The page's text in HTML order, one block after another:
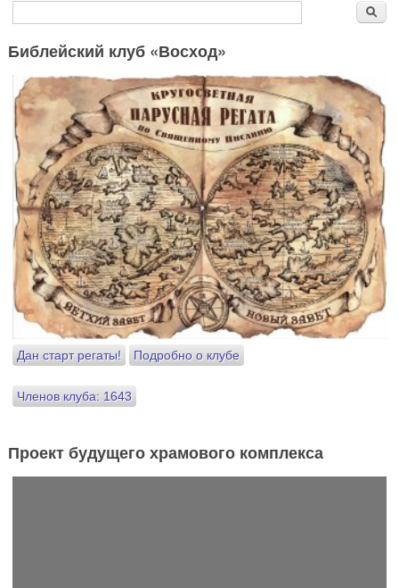
Форма поиска
Библейский клуб «Восход»
Дан старт регаты! Подробно о клубе
Членов клуба: 1643
Проект будущего храмового комплекса